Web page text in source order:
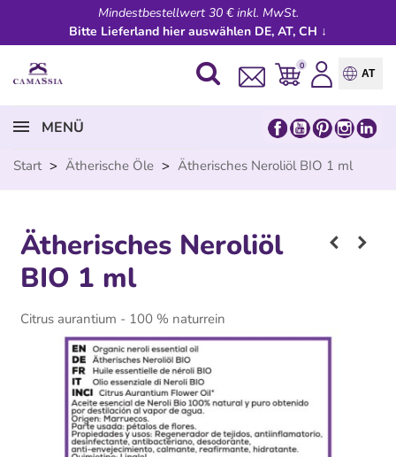
Mindestbestellwert 30 € inkl. MwSt.
Bitte Lieferland hier auswählen DE, AT, CH ↓
0
AT
MENÜ
Start > Ätherische Öle > Ätherisches Neroliöl BIO 1 ml
Ätherisches Neroliöl
BIO 1 ml
Citrus aurantium - 100 % naturrein